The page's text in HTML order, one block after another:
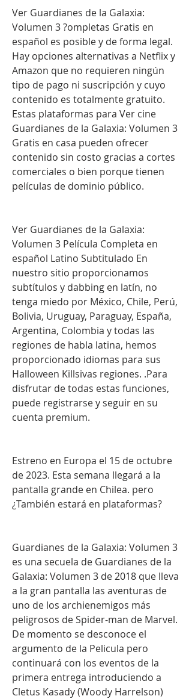
Ver Guardianes de la Galaxia:
Volumen 3 ?ompletas Gratis en
español es posible y de forma legal.
Hay opciones alternativas a Netflix y
Amazon que no requieren ningún
tipo de pago ni suscripción y cuyo
contenido es totalmente gratuito.
Estas plataformas para Ver cine
Guardianes de la Galaxia: Volumen 3
Gratis en casa pueden ofrecer
contenido sin costo gracias a cortes
comerciales o bien porque tienen
películas de dominio público.
Ver Guardianes de la Galaxia:
Volumen 3 Película Completa en
español Latino Subtitulado En
nuestro sitio proporcionamos
subtítulos y dabbing en latín, no
tenga miedo por México, Chile, Perú,
Bolivia, Uruguay, Paraguay, España,
Argentina, Colombia y todas las
regiones de habla latina, hemos
proporcionado idiomas para sus
Halloween Killsivas regiones. .Para
disfrutar de todas estas funciones,
puede registrarse y seguir en su
cuenta premium.
Estreno en Europa el 15 de octubre
de 2023. Esta semana llegará a la
pantalla grande en Chilea. pero
¿También estará en plataformas?
Guardianes de la Galaxia: Volumen 3
es una secuela de Guardianes de la
Galaxia: Volumen 3 de 2018 que lleva
a la gran pantalla las aventuras de
uno de los archienemigos más
peligrosos de Spider-man de Marvel.
De momento se desconoce el
argumento de la Pelicula pero
continuará con los eventos de la
primera entrega introduciendo a
Cletus Kasady (Woody Harrelson)